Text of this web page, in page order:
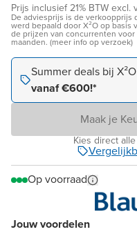
Jouw voordelen
Prijs inclusief 21% BTW
De adviesprijs is de
werd bepaald door X²O op
de prijzen van concurrenten
maanden. (meer info op verzoek)
Summer deals bij
vanaf €600!*
Maak je
Kies direct
Op voorraad